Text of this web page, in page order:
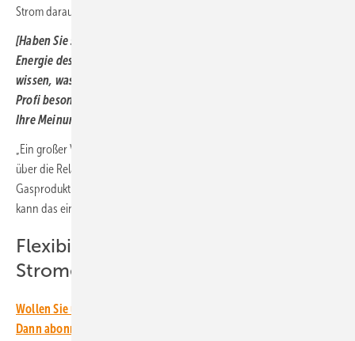
Strom daraus importiert.
[Haben Sie schon an unserer Umfrage zur neuen Wissensplattfom
Energie des Gentner Verlages teilgenommen? Wir möchten
wissen, was Sie interessiert und welche Informationen für Sie als
Profi besonders wichtitg sind. Bis zum 20. Februar können Sie
Ihre Meinung äußern.
„Ein großer Vorteil ist, dass der Betreiber fortlaufend Informationen
über die Relation zwischen Fütterung und resultierender
Gasproduktion erhält“, so Lemmer weiter. „Ändert sich diese Relation,
kann das ein Hinweis auf eine beginnende Prozessstörung sein.“
Flexibilität ermöglicht höhere
Stromerlöse
Wollen Sie über die Energiewende auf dem Laufenden bleiben?
Dann abonnieren Sie einfach den kostenlosen Newsletter von